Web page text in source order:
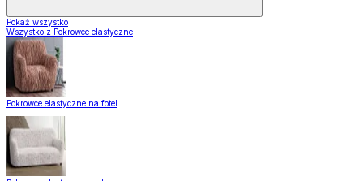
Pokaż wszystko
Wszystko z Pokrowce elastyczne
Pokrowce elastyczne na fotel